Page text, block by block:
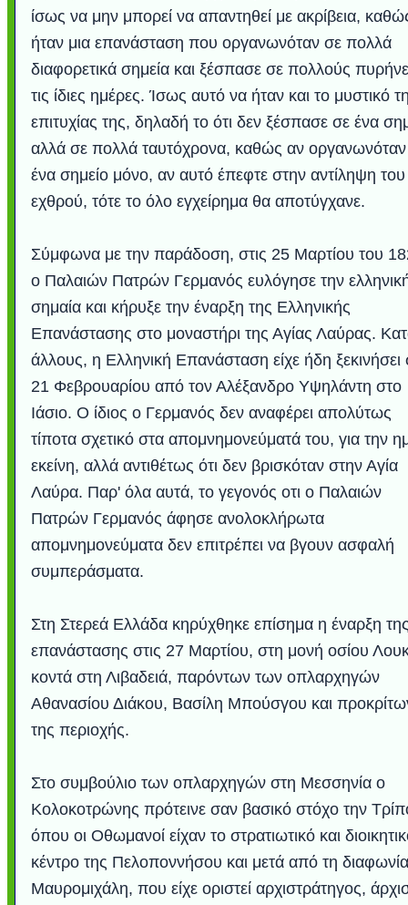
ίσως να μην μπορεί να απαντηθεί με ακρίβεια,
ήταν μια επανάσταση που οργανωνόταν σε πολλά
διαφορετικά σημεία και ξέσπασε σε πολλούς
τις ίδιες ημέρες. Ίσως αυτό να ήταν και το μυστικό
επιτυχίας της, δηλαδή το ότι δεν ξέσπασε σε ένα
αλλά σε πολλά ταυτόχρονα, καθώς αν
ένα σημείο μόνο, αν αυτό έπεφτε στην αντίληψη του
εχθρού, τότε το όλο εγχείρημα θα αποτύγχανε.
Σύμφωνα με την παράδοση, στις 25 Μαρτίου του
ο Παλαιών Πατρών Γερμανός ευλόγησε την
σημαία και κήρυξε την έναρξη της Ελληνικής
Επανάστασης στο μοναστήρι της Αγίας Λαύρας.
άλλους, η Ελληνική Επανάσταση είχε ήδη ξεκινήσει
21 Φεβρουαρίου από τον Αλέξανδρο Υψηλάντη στο
Ιάσιο. Ο ίδιος ο Γερμανός δεν αναφέρει απολύτως
τίποτα σχετικό στα απομνημονεύματά του, για την
εκείνη, αλλά αντιθέτως ότι δεν βρισκόταν στην Αγία
Λαύρα. Παρ' όλα αυτά, το γεγονός οτι ο Παλαιών
Πατρών Γερμανός άφησε ανολοκλήρωτα
απομνημονεύματα δεν επιτρέπει να βγουν ασφαλή
συμπεράσματα.
Στη Στερεά Ελλάδα κηρύχθηκε επίσημα η έναρξη
επανάστασης στις 27 Μαρτίου, στη μονή οσίου
κοντά στη Λιβαδειά, παρόντων των οπλαρχηγών
Αθανασίου Διάκου, Βασίλη Μπούσγου και
της περιοχής.
Στο συμβούλιο των οπλαρχηγών στη Μεσσηνία ο
Κολοκοτρώνης πρότεινε σαν βασικό στόχο την
όπου οι Οθωμανοί είχαν το στρατιωτικό και
κέντρο της Πελοποννήσου και μετά από τη
Μαυρομιχάλη, που είχε οριστεί αρχιστράτηγος,